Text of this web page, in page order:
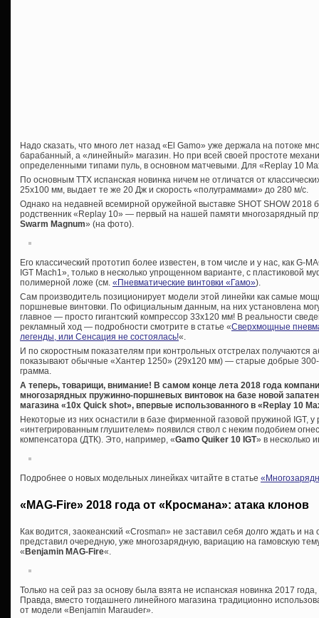
Надо сказать, что много лет назад «El Gamo» уже держала на потоке
барабанный, а «линейный» магазин. Но при всей своей простоте
определенными типами пуль, в основном матчевыми. Для «Replay 10
По основным ТТХ испанская новинка ничем не отличатся от
25х100 мм, выдает те же 20 Дж и скорость «полуграммами» до 280 м/с.
Однако на недавней всемирной оружейной выставке SHOT SHOW 2018
родственник «Replay 10» — первый на нашей памяти многозарядный
Swarm Magnum» (на фото).
Его классический прототип более известен, в том числе и у нас, как G-
IGT Mach1», только в несколько упрощенном варианте, с пластиковой
полимерной ложе (см. «Пневматические винтовки «Гамо»).
Сам производитель позиционирует модели этой линейки как самые
поршневые винтовки. По официальным данным, на них установлена
главное — просто гигантский компрессор 33х120 мм! В реальности
рекламный ход — подробности смотрите в статье «Сверхмощные
легенды, или Сенсация не состоялась!«.
И по скоростным показателям при контрольных отстрелах получаются
показывают обычные «Хантер 1250» (29х120 мм) — старые добрые
грамма.
А теперь, товарищи, внимание! В самом конце лета 2018 года
многозарядных пружинно-поршневых винтовок на базе новой
магазина «10x Quick shot», впервые использованного в «Replay 10
Некоторые из них оснастили в базе фирменной газовой пружиной IGT, у
«интегрированным глушителем» появился ствол с неким подобием
компенсатора (ДТК). Это, например, «Gamo Quiker 10 IGT» в несколько
Подробнее о новых модельных линейках читайте в статье
«MAG-Fire» 2018 года от «Кросмана»: атака клонов
Как водится, заокеанский «Crosman» не заставил себя долго ждать и
представил очередную, уже многозарядную, вариацию на гамовскую
«Benjamin MAG-Fire«.
Только на сей раз за основу была взята не испанская новинка 2017
Правда, вместо тогдашнего линейного магазина традиционно
от модели «Benjamin Marauder».